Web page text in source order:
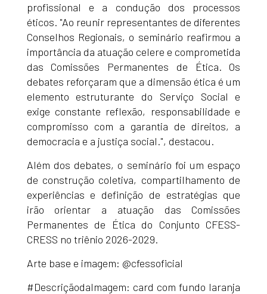
profissional e a condução dos processos
éticos. "Ao reunir representantes de diferentes
Conselhos Regionais, o seminário reafirmou a
importância da atuação celere e comprometida
das Comissões Permanentes de Ética. Os
debates reforçaram que a dimensão ética é um
elemento estruturante do Serviço Social e
exige constante reflexão, responsabilidade e
compromisso com a garantia de direitos, a
democracia e a justiça social.", destacou.
Além dos debates, o seminário foi um espaço
de construção coletiva, compartilhamento de
experiências e definição de estratégias que
irão orientar a atuação das Comissões
Permanentes de Ética do Conjunto CFESS-
CRESS no triênio 2026-2029.
Arte base e imagem: @cfessoficial
#DescriçãodaImagem: card com fundo laranja